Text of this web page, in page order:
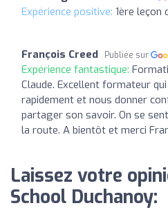
Expérience positive: 1ère leçon
François Creed Publiée sur
Expérience fantastique:
Claude. Excellent formateur
rapidement et nous donner
partager son savoir. On se
la route. A bientôt et merci
Laissez votre
School Duchanoy: